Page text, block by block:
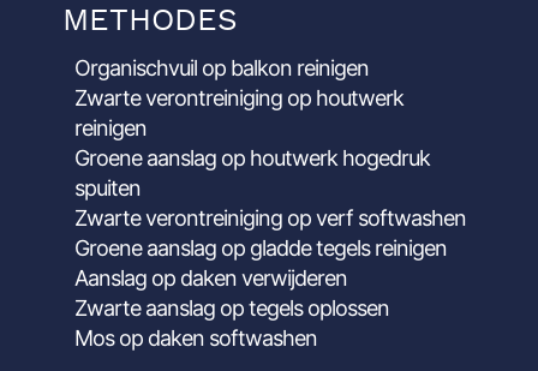
METHODES
Organischvuil op balkon reinigen
Zwarte verontreiniging op houtwerk
reinigen
Groene aanslag op houtwerk hogedruk
spuiten
Zwarte verontreiniging op verf softwashen
Groene aanslag op gladde tegels reinigen
Aanslag op daken verwijderen
Zwarte aanslag op tegels oplossen
Mos op daken softwashen